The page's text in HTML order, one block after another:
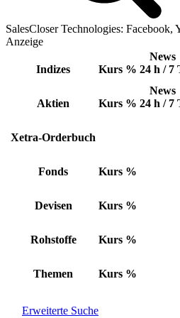
SalesCloser Technologies:
Anzeige
Indizes Kurs %
News
24 h / 7
Aktien Kurs %
News
24 h / 7
Xetra-Orderbuch
Fonds Kurs %
Devisen Kurs %
Rohstoffe Kurs %
Themen Kurs %
Erweiterte Suche